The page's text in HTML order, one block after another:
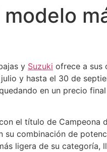
y Suzuki ofrece a sus
y hasta el 30 de
en un precio
el título de Campeona
combinación de
ligera de su categoría,